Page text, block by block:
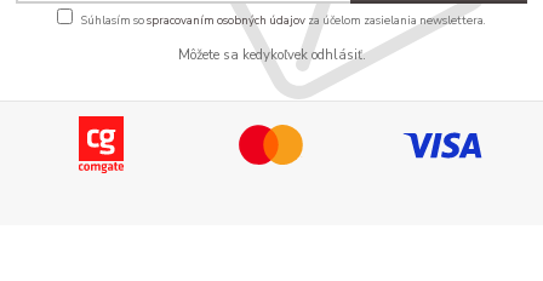
Súhlasím sospracovaním osobných údajov za účelom zasielania newslettera.
Môžete sa kedykoľvek odhlásiť.